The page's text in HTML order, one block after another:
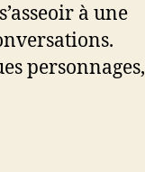
à une
personnages,